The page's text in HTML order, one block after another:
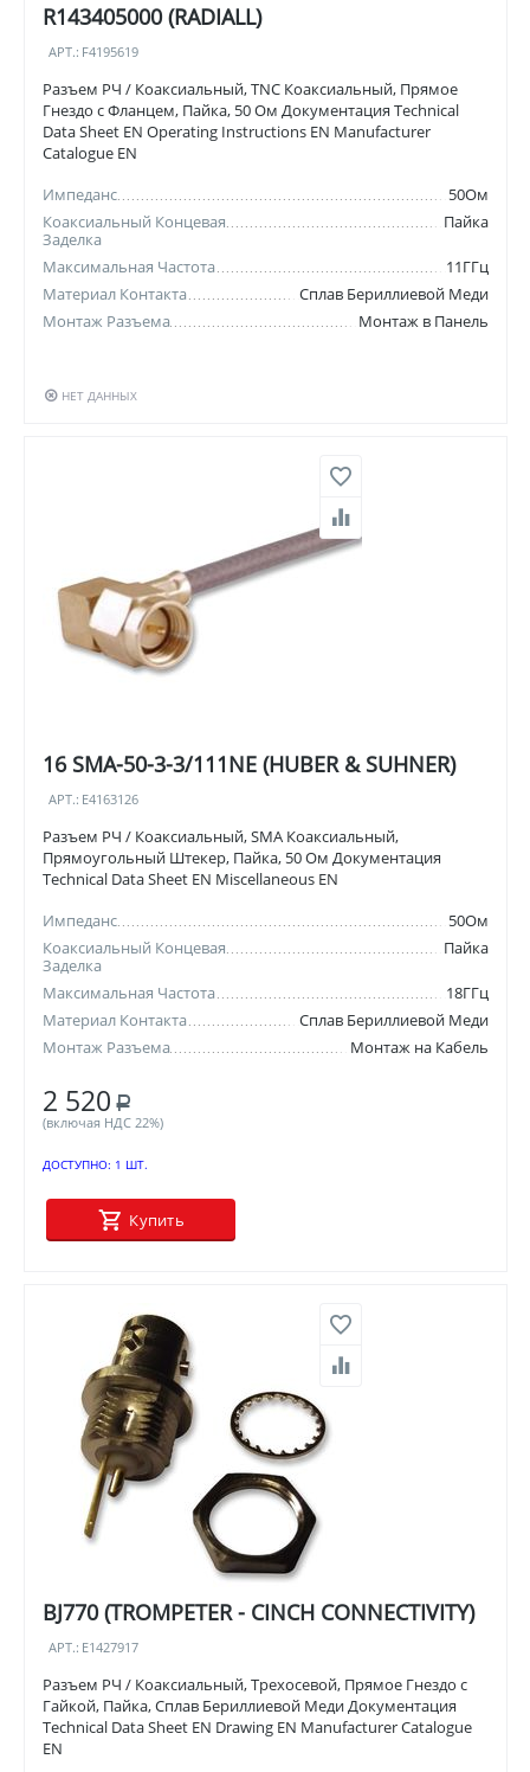
R143405000 (RADIALL)
АРТ.: F4195619
Разъем РЧ / Коаксиальный, TNC Коаксиальный, Прямое
Гнездо с Фланцем, Пайка, 50 Ом Документация Technical
Data Sheet EN Operating Instructions EN Manufacturer
Catalogue EN
Импеданс
50Ом
Коаксиальный Концевая
Заделка
Пайка
Максимальная Частота
11ГГц
Материал Контакта
Сплав Бериллиевой Меди
Монтаж Разъема
Монтаж в Панель
НЕТ ДАННЫХ
16 SMA-50-3-3/111NE (HUBER & SUHNER)
АРТ.: E4163126
Разъем РЧ / Коаксиальный, SMA Коаксиальный,
Прямоугольный Штекер, Пайка, 50 Ом Документация
Technical Data Sheet EN Miscellaneous EN
Импеданс
50Ом
Коаксиальный Концевая
Заделка
Пайка
Максимальная Частота
18ГГц
Материал Контакта
Сплав Бериллиевой Меди
Монтаж Разъема
Монтаж на Кабель
2 520 Р
(включая НДС 22%)
ДОСТУПНО: 1 ШТ.
Купить
BJ770 (TROMPETER - CINCH CONNECTIVITY)
АРТ.: E1427917
Разъем РЧ / Коаксиальный, Трехосевой, Прямое Гнездо с
Гайкой, Пайка, Сплав Бериллиевой Меди Документация
Technical Data Sheet EN Drawing EN Manufacturer Catalogue
EN